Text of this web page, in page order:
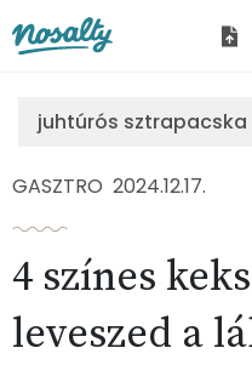
juhtúrós sztrapacska
GASZTRO 2024.12.17.
4 színes
leveszed a